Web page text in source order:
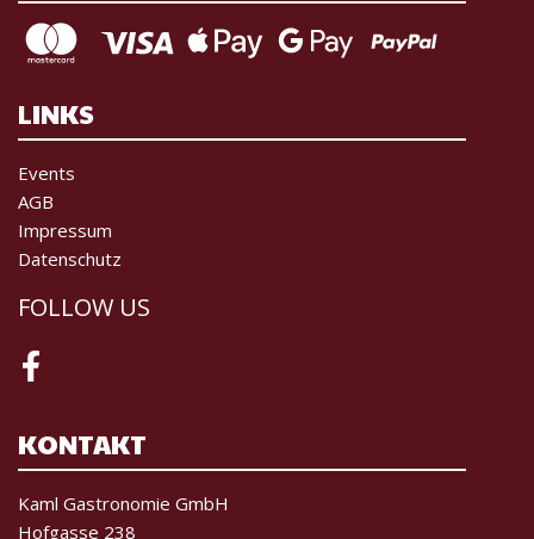
LINKS
Events
AGB
Impressum
Datenschutz
FOLLOW US
Facebook
KONTAKT
Kaml Gastronomie GmbH
Hofgasse 238